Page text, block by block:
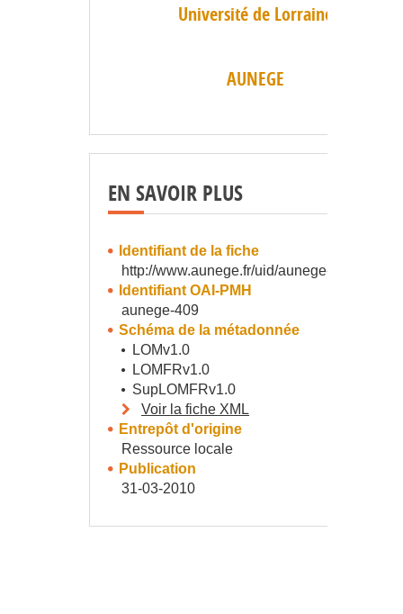
Université de Lorraine
AUNEGE
EN SAVOIR PLUS
Identifiant de la fiche
http://www.aunege.fr/uid/aunege-409
Identifiant OAI-PMH
aunege-409
Schéma de la métadonnée
LOMv1.0
LOMFRv1.0
SupLOMFRv1.0
Voir la fiche XML
Entrepôt d'origine
Ressource locale
Publication
31-03-2010